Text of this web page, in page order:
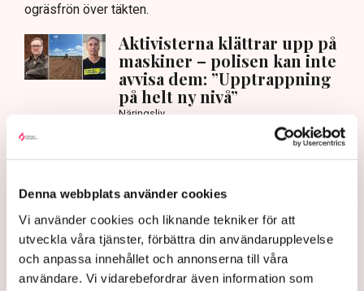
Denna webbplats använder cookies
Vi använder cookies och liknande tekniker för att
utveckla våra tjänster, förbättra din användarupplevelse
och anpassa innehållet och annonserna till våra
användare. Vi vidarebefordrar även information som
ogräsfrön över täkten.
Aktivisterna klättrar upp på
maskiner – polisen kan inte
avvisa dem: ”Upptrappning
på helt ny nivå”
Näringsliv
AI-sammanfattning
Torvtäkten i Grimsås har stoppats av aktivister
Polisen kritiseras för bristande agerande vid
aktionerna.
Polisinspektör Anna-Lena Mann förklarar polisens